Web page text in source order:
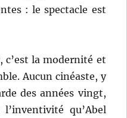
: le spectacle est
c’est la modernité et
Aucun cinéaste, y
des années vingt,
qu’Abel